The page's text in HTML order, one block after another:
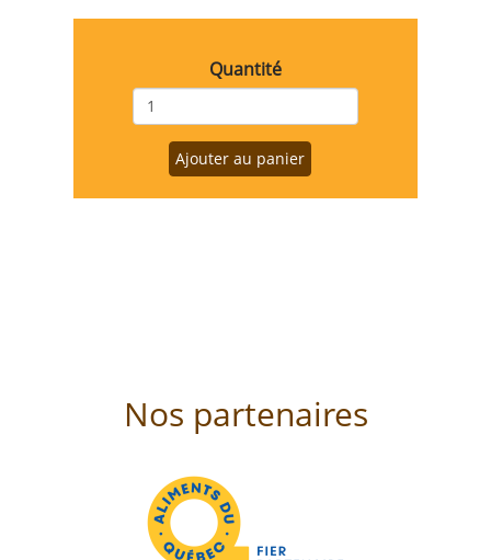
Quantité
Ajouter au panier
Nos partenaires